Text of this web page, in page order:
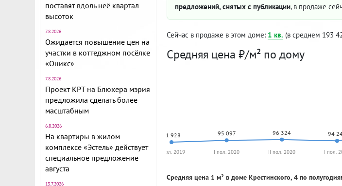
поставят вдоль неё квартал
высоток
7.8.2026
Ожидается повышение цен на
участки в коттеджном посёлке
«Оникс»
7.8.2026
Проект КРТ на Блюхера мэрия
предложила сделать более
масштабным
6.8.2026
На квартиры в жилом
комплексе «Эстель» действует
специальное предложение
августа
13.7.2026
предложений, снятых с публикации, в продаже
Сейчас в продаже в этом доме: 1 кв. (в среднем 193
Средняя цена ₽/м² по дому
91 928 95 097 96 324 94
II пол. 2019 I пол. 2020 II пол. 2020 I пол.
Средняя цена 1 м² в доме Крестинского, 4 по